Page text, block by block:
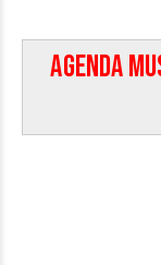
Agenda